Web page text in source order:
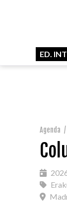
ED.
Agenda /